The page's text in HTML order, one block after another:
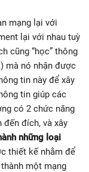
mạng lại với
lại với nhau tuỳ
cũng “học” thông
mà nó nhận được
tin này để xây
tin giúp các
có 2 chức năng
đến đích, và xây
những loại
thiết kế nhằm để
một mạng